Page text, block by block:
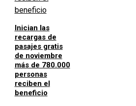
Inician las
recargas de
pasajes gratis
de noviembre
más de 780.000
personas
reciben el
beneficio